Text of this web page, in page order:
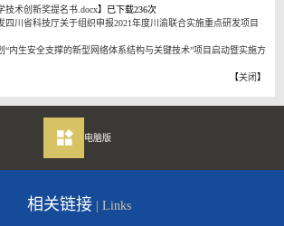
技术创新奖提名书.docx】已下载236次
四川省科技厅关于组织申报2021年度川渝联合实施重点研发项目
“内生安全支撑的新型网络体系结构与关键技术”项目启动暨实施方
【关闭 】
电脑版
相关链接 | Links